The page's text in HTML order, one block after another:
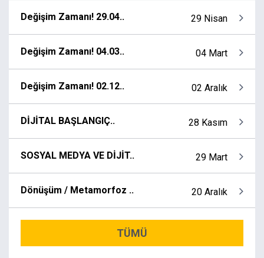
Değişim Zamanı! 29.04.. 29 Nisan
Değişim Zamanı! 04.03.. 04 Mart
Değişim Zamanı! 02.12.. 02 Aralık
DİJİTAL BAŞLANGIÇ.. 28 Kasım
SOSYAL MEDYA VE DİJİT.. 29 Mart
Dönüşüm / Metamorfoz .. 20 Aralık
TÜMÜ